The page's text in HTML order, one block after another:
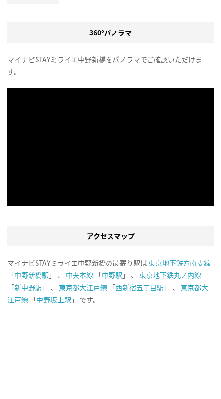
360°パノラマ
マイナビSTAYミライエ中野新橋をパノラマでご確認いただけま
す。
アクセスマップ
マイナビSTAYミライエ中野新橋の最寄り駅は 東京地下鉄方南支線
「中野新橋駅 」 、 中央本線 「中野駅 」 、 東京地下鉄丸ノ内線
「新中野駅 」 、 東京都大江戸線 「西新宿五丁目駅 」 、 東京都大
江戸線 「中野坂上駅 」 です。